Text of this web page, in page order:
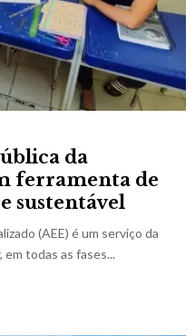
da
ferramenta de
sustentável
(AEE) é um serviço da
todas as fases...